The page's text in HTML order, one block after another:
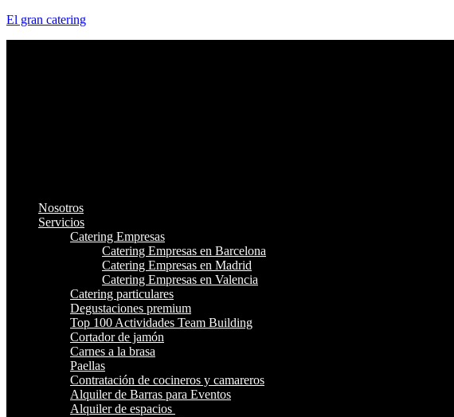
El gran catering
Nosotros
Servicios
Catering Empresas
Catering Empresas en Barcelona
Catering Empresas en Madrid
Catering Empresas en Valencia
Catering particulares
Degustaciones premium
Top 100 Actividades Team Building
Cortador de jamón
Carnes a la brasa
Paellas
Contratación de cocineros y camareros
Alquiler de Barras para Eventos
Alquiler de espacios